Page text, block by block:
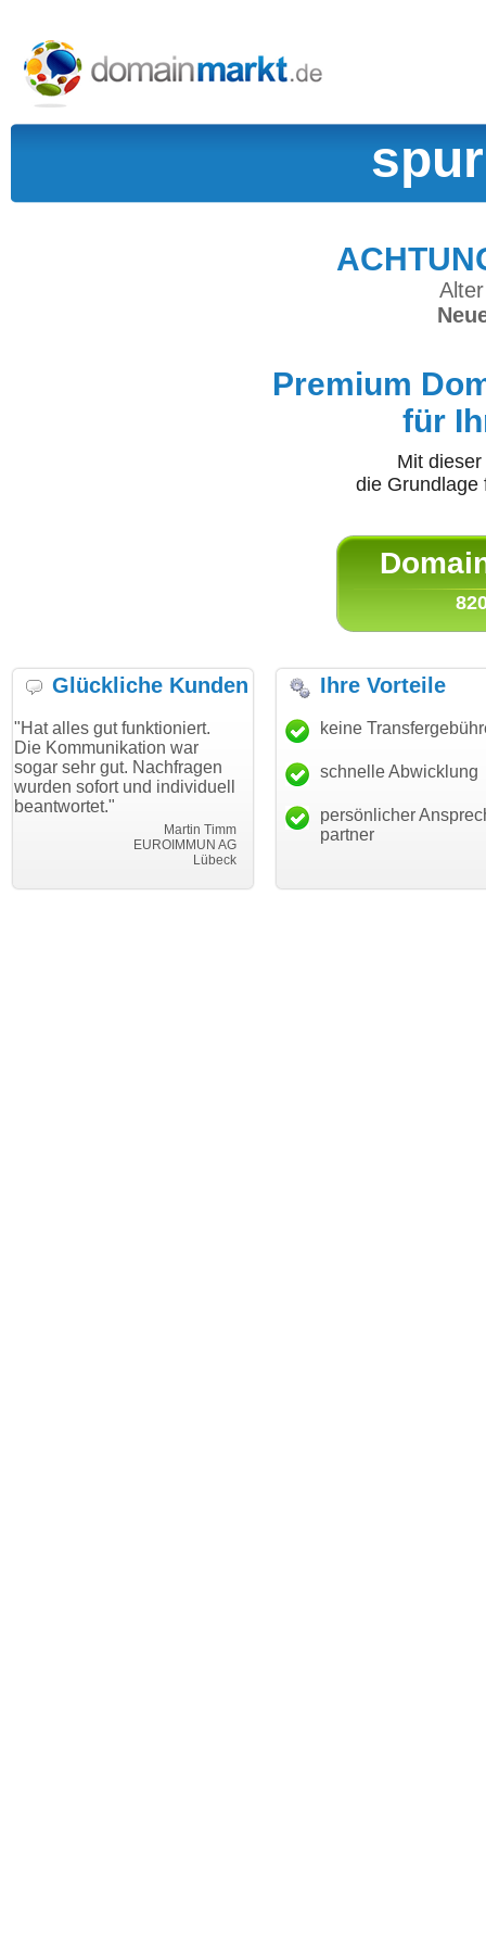
Premium
für
Mit
die
Glückliche Kunden
funktioniert.
war
gut. Nachfragen
und individuell
EUROIMMUN AG
"Danke für den schnellen
Transfer und guten Service!"
Thomas Schäfer
i can eckert communication GmbH
"Ich bin
haben.
mein
Ihre Vorteile
keine
schnelle Abwicklung
persönlicher
partner